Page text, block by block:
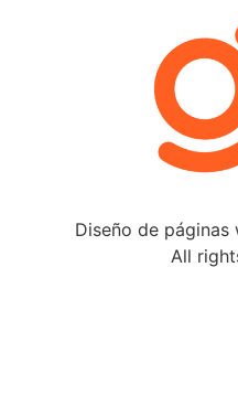
Diseño de páginas
All